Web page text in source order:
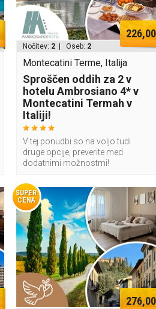
Nočitev: 2 | Oseb: 2
Montecatini Terme, Italija
Sproščen oddih za 2 v
hotelu Ambrosiano 4* v
Montecatini Termah v
Italiji!
V tej ponudbi so na voljo tudi
druge opcije, preverite med
dodatnimi možnostmi!
SUPER
CENA